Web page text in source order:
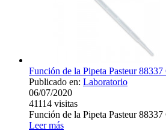
Función de la Pipeta Pasteur
Publicado en: Laboratorio
06/07/2020
41114 visitas
Función de la Pipeta Pasteur
Leer más